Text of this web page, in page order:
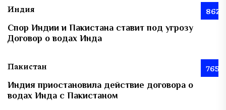
Индия 862
Спор Индии и Пакистана ставит под угрозу
Договор о водах Инда
Пакистан 765
Индия приостановила действие договора о
водах Инда с Пакистаном